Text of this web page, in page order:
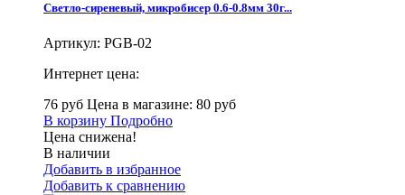
Светло-сиреневый, микробисер 0.6-0.8мм 30г...
Артикул: PGB-02
Интернет цена:
76 руб Цена в магазине: 80 руб
В корзину Подробно
Цена снижена!
В наличии
Добавить в избранное
Добавить к сравнению